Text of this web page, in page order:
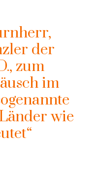
der
zum
im
wie